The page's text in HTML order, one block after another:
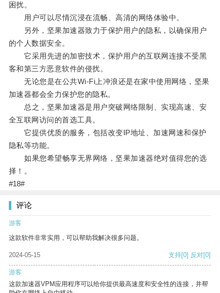
困扰。
用户可以尽情沉浸在流畅、高清的网络体验中。
另外，坚果加速器致力于保护用户的隐私，以确保用户
的个人数据安全。
它采用先进的加密技术，保护用户的互联网连接不受黑
客和第三方恶意软件的侵扰。
无论您是在公共Wi-Fi上冲浪还是在家中使用网络，坚果
加速器都会全力保护您的隐私。
总之，坚果加速器是用户突破网络限制、实现高速、安
全互联网访问的首选工具。
它提供优质的服务，包括改变IP地址、加速网速和保护
隐私等功能。
如果您希望畅享无界网络，坚果加速器绝对值得您的选
择！。
#18#
评论
游客
这款软件非常实用，可以帮助我解决很多问题。
2024-05-15 支持[0] 反对[0]
游客
这款加速器VPM应用程序可以给你提供最高速度和安全性的连接，并帮